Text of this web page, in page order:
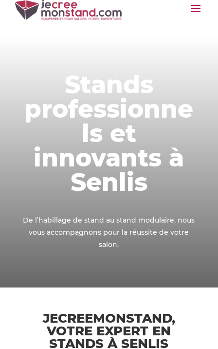
Stands
professionne
ls et
innovants à
Senlis
De l’habillage de stand au stand modulaire, nous
vous accompagnons pour la réussite de votre
salon.
JECREEMONSTAND,
VOTRE EXPERT EN
STANDS À SENLIS